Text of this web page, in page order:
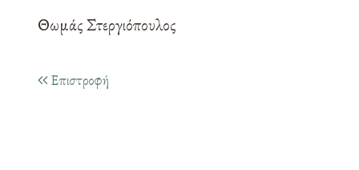
Θωμάς Στεργιόπουλος
Επιστροφή